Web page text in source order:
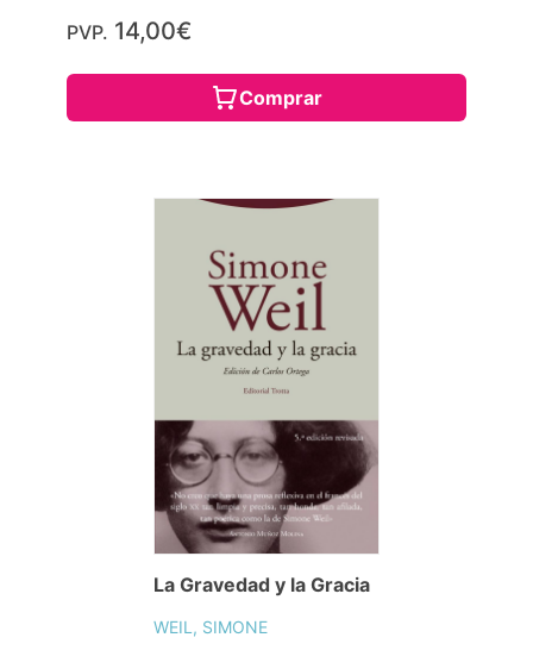
PVP. 14,00€
Comprar
La Gravedad y la Gracia
WEIL, SIMONE